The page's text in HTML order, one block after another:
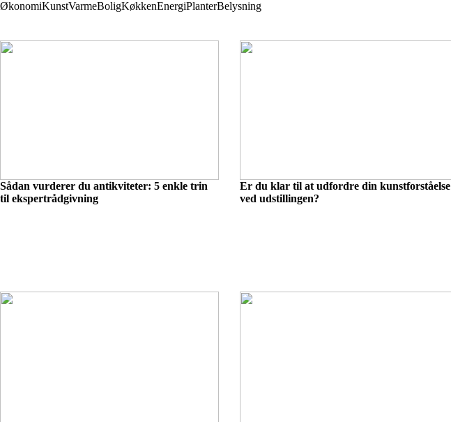
ØkonomiKunstVarmeBoligKøkkenEnergiPlanterBelysning
Sådan vurderer du antikviteter: 5 enkle trin
til ekspertrådgivning
Er du klar til at udfordre din kunstforståelse
ved udstillingen?